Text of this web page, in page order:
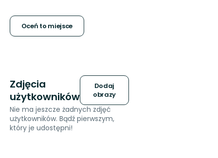
gwiazdek
Oceń to miejsce
Zdjęcia
użytkowników
Dodaj
obrazy
Nie ma jeszcze żadnych zdjęć
użytkowników. Bądź pierwszym,
który je udostępni!